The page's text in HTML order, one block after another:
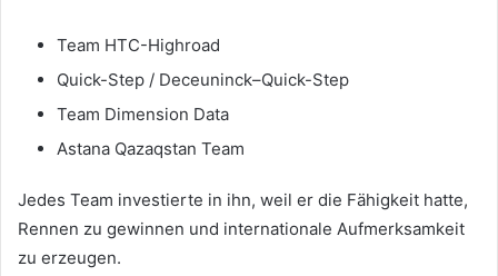
Team HTC-Highroad
Quick-Step / Deceuninck–Quick-Step
Team Dimension Data
Astana Qazaqstan Team
Jedes Team investierte in ihn, weil er die Fähigkeit hatte,
Rennen zu gewinnen und internationale Aufmerksamkeit
zu erzeugen.